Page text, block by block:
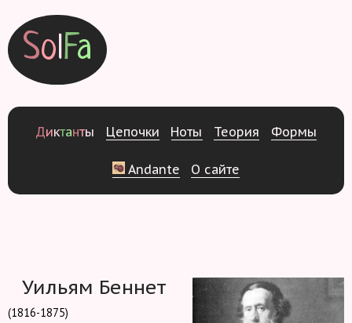
SolFa
Диктанты Цепочки Ноты Теория Формы
Andante О сайте
Уильям Беннет
(1816-1875)